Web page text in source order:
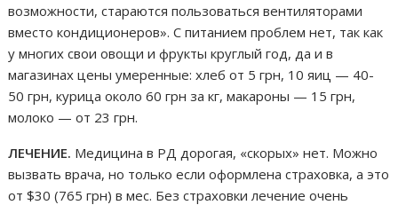
возможности, стараются пользоваться вентиляторами
вместо кондиционеров». С питанием проблем нет, так как
у многих свои овощи и фрукты круглый год, да и в
магазинах цены умеренные: хлеб от 5 грн, 10 яиц — 40-
50 грн, курица около 60 грн за кг, макароны — 15 грн,
молоко — от 23 грн.
ЛЕЧЕНИЕ. Медицина в РД дорогая, «скорых» нет. Можно
вызвать врача, но только если оформлена страховка, а это
от $30 (765 грн) в мес. Без страховки лечение очень